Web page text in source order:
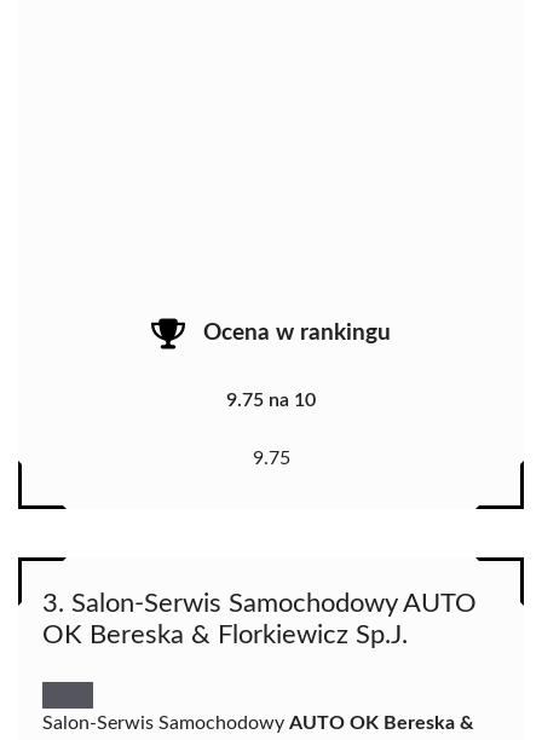
Ocena w rankingu
9.75 na 10
9.75
3. Salon-Serwis Samochodowy AUTO
OK Bereska & Florkiewicz Sp.J.
Salon-Serwis Samochodowy AUTO OK Bereska &